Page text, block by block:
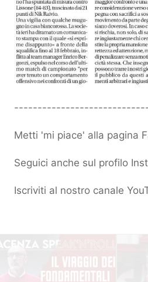
Metti 'mi piace' alla pagina
Seguici anche sul profilo
Iscriviti al nostro canale